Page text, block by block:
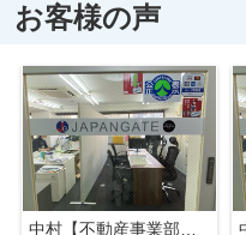
お客様の声